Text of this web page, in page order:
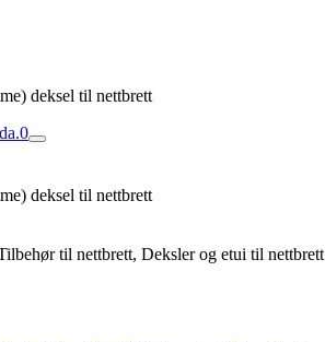
deksel til nettbrett
0
deksel til nettbrett
til nettbrett, Deksler og etui til nettbrett